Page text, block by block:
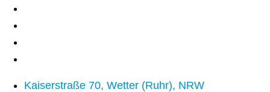
Kaiserstraße 70, Wetter (Ruhr), NRW